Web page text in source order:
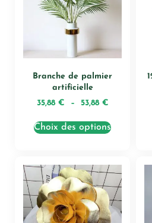
Branche de palmier
artificielle
35,88 € – 53,88 €
Choix des options